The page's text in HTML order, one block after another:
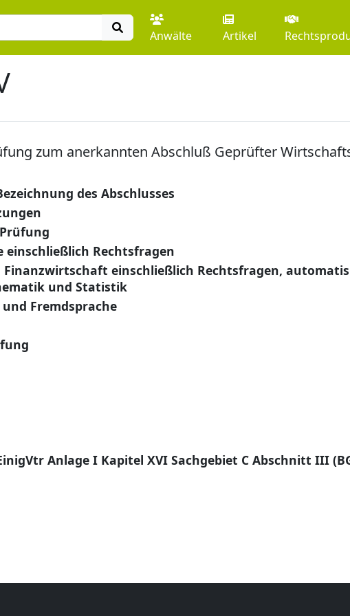
Anwälte Artikel
zum anerkannten Abschluß Geprüfter
des Abschlusses
Rechtsfragen
Finanzwirtschaft einschließlich Rechtsfragen,
und Statistik
Fremdsprache
Anlage I Kapitel XVI Sachgebiet C Abschnitt III